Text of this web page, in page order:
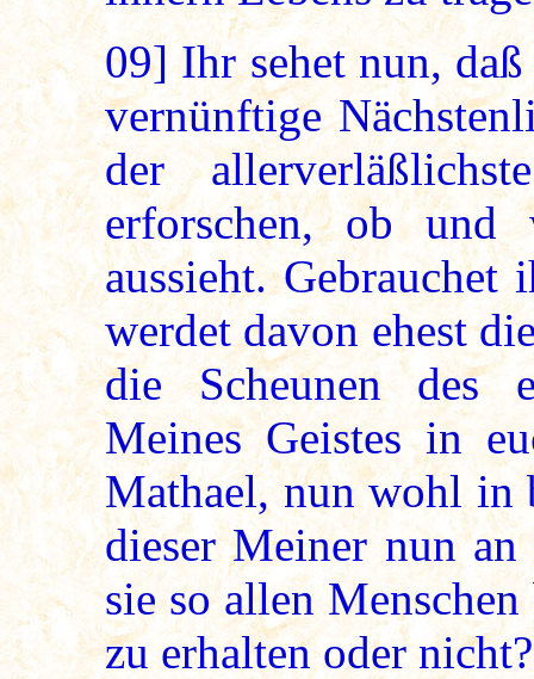
09] Ihr sehet nun,
vernünftige
der
erforschen, ob
aussieht.
werdet davon ehest
die Scheunen des
Meines Geistes in
Mathael, nun wohl in
dieser Meiner nun an
sie so allen
zu erhalten oder